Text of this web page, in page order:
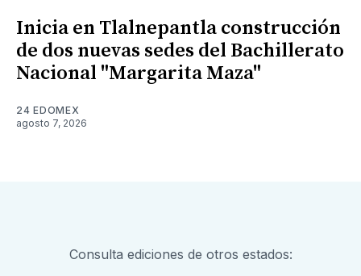
Inicia en Tlalnepantla construcción
de dos nuevas sedes del Bachillerato
Nacional "Margarita Maza"
24 EDOMEX
agosto 7, 2026
Consulta ediciones de otros estados: